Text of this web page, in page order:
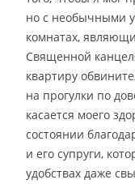
но с необычными
комнатах,
Священной
квартиру
на прогулки по
касается моего
состоянии
и его супруги,
удобствах даже